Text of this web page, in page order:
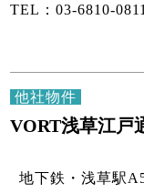
TEL：03-6810-
他社物件
VORT浅草江戸
地下鉄・浅草駅